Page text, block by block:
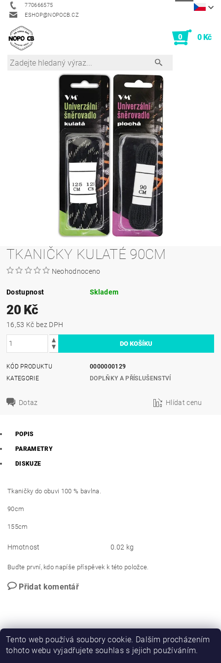
770666575
ESHOP@NOPOCB.CZ
0 0 Kč
TKANIČKY KULATÉ 90CM
Neohodnoceno
Dostupnost Skladem
20 Kč
16,53 Kč bez DPH
KÓD PRODUKTU
0000000129
KATEGORIE
DOPLŇKY A PŘÍSLUŠENSTVÍ
Dotaz Hlídat cenu
POPIS
PARAMETRY
DISKUZE
Tkaničky do obuvi 100 % bavlna.
90cm
155cm
Hmotnost 0.02 kg
Buďte první, kdo napíše příspěvek k této položce.
Přidat komentář
Tento web používá soubory cookie. Dalším procházením
tohoto webu vyjadřujete souhlas s jejich používáním.